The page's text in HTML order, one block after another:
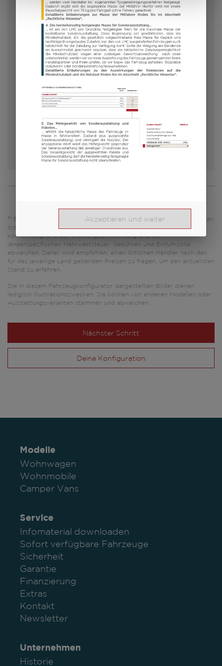
400 C
14.600,– €
Preis aba) Schlafplätze
5,3 m
Länge Zulässig. Gesamtgewicht
Modell auswählen
a)
Es handelt sich um eine unverbindliche Preisempfehlung, die auf den
österreichischen Verkaufspreisen basiert. Preise in anderen Ländern
können aufgrund der Währungsumrechnung und der
länderspezifischen Mehrwertsteuer, Gebühren und Einfuhrzölle
abweichen. Daher wird empfohlen, einen örtlichen Händler nach den
für das jeweilige Land geltenden Preisen zu fragen, um den aktuellsten
Stand zu erfahren.
Die in diesem Fahrzeugkonfigurator dargestellten Bilder dienen
lediglich Illustrationszwecken. Sie können von anderen Modellen oder
Ausstattungsvarianten stammen und abweichen.
Nächster Schritt
Deine Konfiguration
Modelle
Wohnwagen
Wohnmobile
Camper Vans
Service
Infomaterial downloaden
Sofort verfügbare Fahrzeuge
Sicherheit
Garantie
Finanzierung
Extras
Kontakt
Newsletter
Unternehmen
Historie
Akzeptieren und weiter